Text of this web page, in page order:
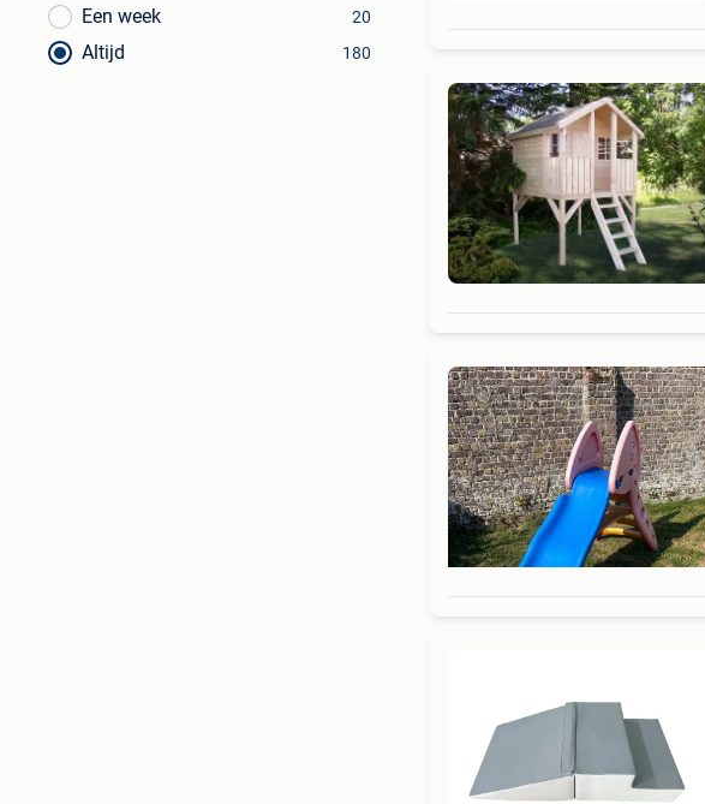
Een week 20
Altijd 180